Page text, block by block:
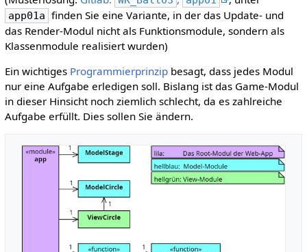
app01a finden Sie eine Variante, in der das Update- und
das Render-Modul nicht als Funktionsmodule, sondern als
Klassenmodule realisiert wurden)
Ein wichtiges Programmierprinzipbesagt, dass jedes Modul
nur eine Aufgabe erledigen soll. Bislang ist das Game-Modul
in dieser Hinsicht noch ziemlich schlecht, da es zahlreiche
Aufgabe erfüllt. Dies sollen Sie ändern.